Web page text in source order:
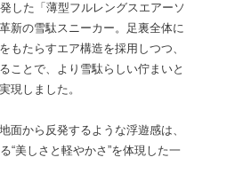
した「薄型フルレングスエアーソ
新の雪駄スニーカー。足裏全体に
もたらすエア構造を採用しつつ、
ことで、より雪駄らしい佇まいと
現しました。
面から反発するような浮遊感は、
“美しさと軽やかさ”を体現した一